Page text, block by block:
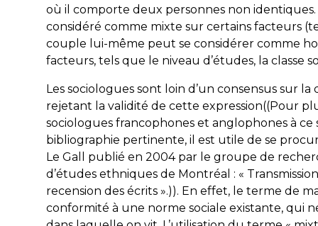
où il comporte deux personnes non
considéré comme mixte sur certains facteurs
couple lui-même peut se considérer comme
facteurs, tels que le niveau d’études, la classe
Les sociologues sont loin d’un consensus sur
rejetant la validité de cette expression((Pour
sociologues francophones et anglophones à
bibliographie pertinente, il est utile de se
Le Gall publié en 2004 par le groupe de
d’études ethniques de Montréal : «
recension des écrits ».)). En effet, le terme de
conformité à une norme sociale existante, qui